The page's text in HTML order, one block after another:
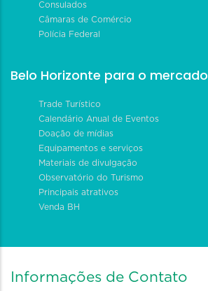
Consulados
Câmaras de Comércio
Polícia Federal
Belo Horizonte para o mercado
Trade Turístico
Calendário Anual de Eventos
Doação de mídias
Equipamentos e serviços
Materiais de divulgação
Observatório do Turismo
Principais atrativos
Venda BH
Informações de Contato